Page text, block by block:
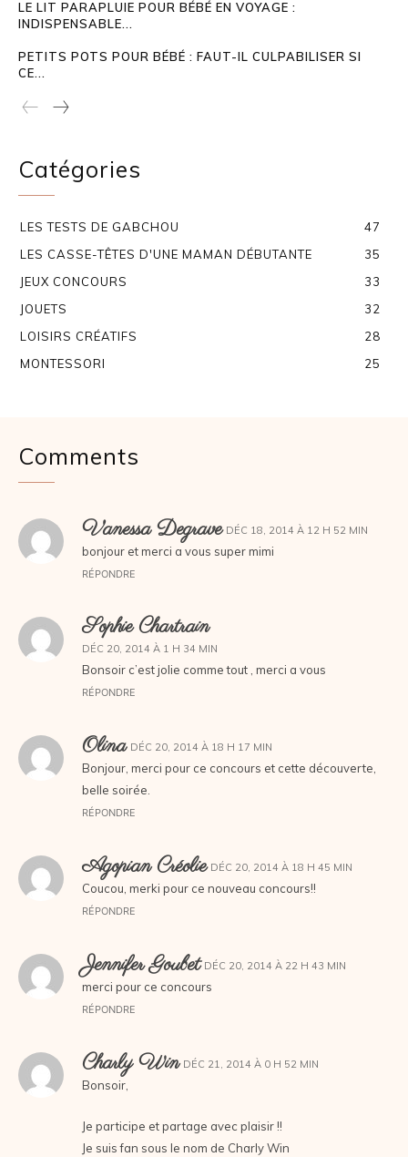
LE LIT PARAPLUIE POUR BÉBÉ EN VOYAGE :
INDISPENSABLE...
PETITS POTS POUR BÉBÉ : FAUT-IL CULPABILISER SI
CE...
Catégories
LES TESTS DE GABCHOU
47
LES CASSE-TÊTES D'UNE MAMAN DÉBUTANTE
35
JEUX CONCOURS
33
JOUETS
32
LOISIRS CRÉATIFS
28
MONTESSORI
25
Comments
Vanessa Degrave DÉC 18, 2014 À 12 H 52 MIN
bonjour et merci a vous super mimi
RÉPONDRE
Sophie Chartrain
DÉC 20, 2014 À 1 H 34 MIN
Bonsoir c’est jolie comme tout , merci a vous
RÉPONDRE
Olina DÉC 20, 2014 À 18 H 17 MIN
Bonjour, merci pour ce concours et cette découverte,
belle soirée.
RÉPONDRE
Agopian Créolie DÉC 20, 2014 À 18 H 45 MIN
Coucou, merki pour ce nouveau concours!!
RÉPONDRE
Jennifer Goubet DÉC 20, 2014 À 22 H 43 MIN
merci pour ce concours
RÉPONDRE
Charly Win DÉC 21, 2014 À 0 H 52 MIN
Bonsoir,
Je participe et partage avec plaisir !!
Je suis fan sous le nom de Charly Win